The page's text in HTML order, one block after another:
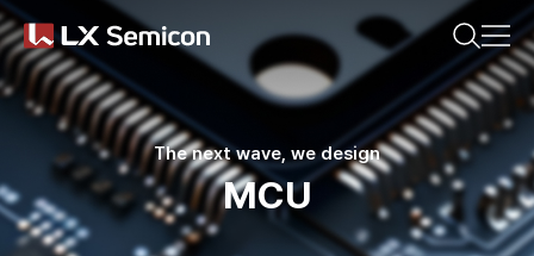
KRENCN(简体)CN(繁體)
Company
Products
気になる内容を検索してください。
The next wave, we design
MCU